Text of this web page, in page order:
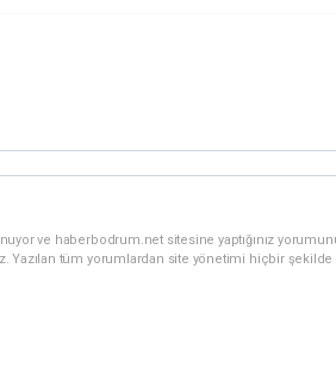
ve haberbodrum.net sitesine yaptığınız
Yazılan tüm yorumlardan site yönetimi hiçbir